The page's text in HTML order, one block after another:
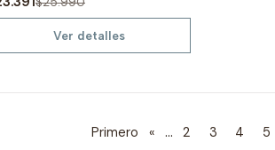
Ver detalles
Primero « ... 2 3 4 5